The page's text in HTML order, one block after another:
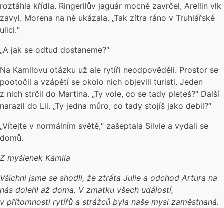
roztáhla křídla. Ringerilův jaguár mocně zavrčel, Arellin vlk
zavyl. Morena na ně ukázala. „Tak zítra ráno v Truhlářské
ulici.“
„A jak se odtud dostaneme?“
Na Kamilovu otázku už ale rytíři neodpověděli. Prostor se
pootočil a vzápětí se okolo nich objevili turisti. Jeden
z nich strčil do Martina. „Ty vole, co se tady pleteš?“ Další
narazil do Lii. „Ty jedna můro, co tady stojíš jako debil?“
„Vítejte v normálním světě,“ zašeptala Silvie a vydali se
domů.
Z myšlenek Kamila
Všichni jsme se shodli, že ztráta Julie a odchod Artura na
nás dolehl až doma. V zmatku všech událostí,
v přítomnosti rytířů a strážců byla naše mysl zaměstnaná.